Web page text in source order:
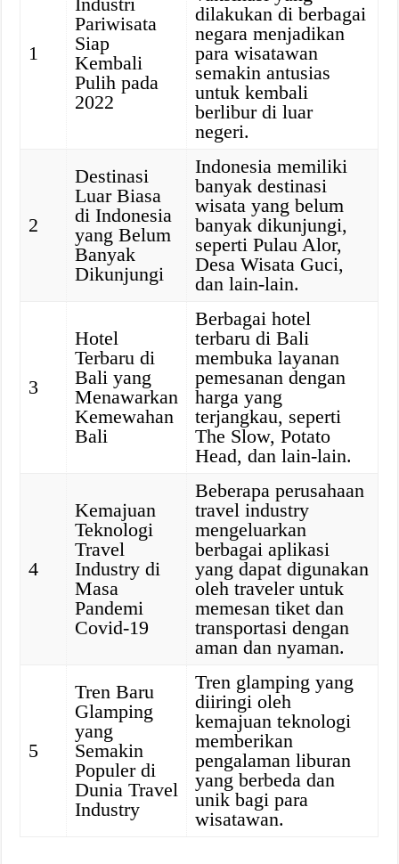
1
Pariwisata
Siap
Kembali
Pulih pada
2022
dilakukan di berbagai
negara menjadikan
para wisatawan
semakin antusias
untuk kembali
berlibur di luar
negeri.
2
Destinasi
Luar Biasa
di Indonesia
yang Belum
Banyak
Dikunjungi
Indonesia memiliki
banyak destinasi
wisata yang belum
banyak dikunjungi,
seperti Pulau Alor,
Desa Wisata Guci,
dan lain-lain.
3
Hotel
Terbaru di
Bali yang
Menawarkan
Kemewahan
Bali
Berbagai hotel
terbaru di Bali
membuka layanan
pemesanan dengan
harga yang
terjangkau, seperti
The Slow, Potato
Head, dan lain-lain.
4
Kemajuan
Teknologi
Travel
Industry di
Masa
Pandemi
Covid-19
Beberapa perusahaan
travel industry
mengeluarkan
berbagai aplikasi
yang dapat digunakan
oleh traveler untuk
memesan tiket dan
transportasi dengan
aman dan nyaman.
5
Tren Baru
Glamping
yang
Semakin
Populer di
Dunia Travel
Industry
Tren glamping yang
diiringi oleh
kemajuan teknologi
memberikan
pengalaman liburan
yang berbeda dan
unik bagi para
wisatawan.